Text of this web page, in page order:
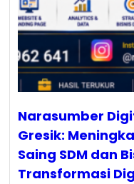
Narasumber
Gresik:
Saing SDM dan
Transformasi